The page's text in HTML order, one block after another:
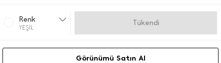
Renk
YEŞİL
Gelince Haber Ver
Görünümü Satın Al